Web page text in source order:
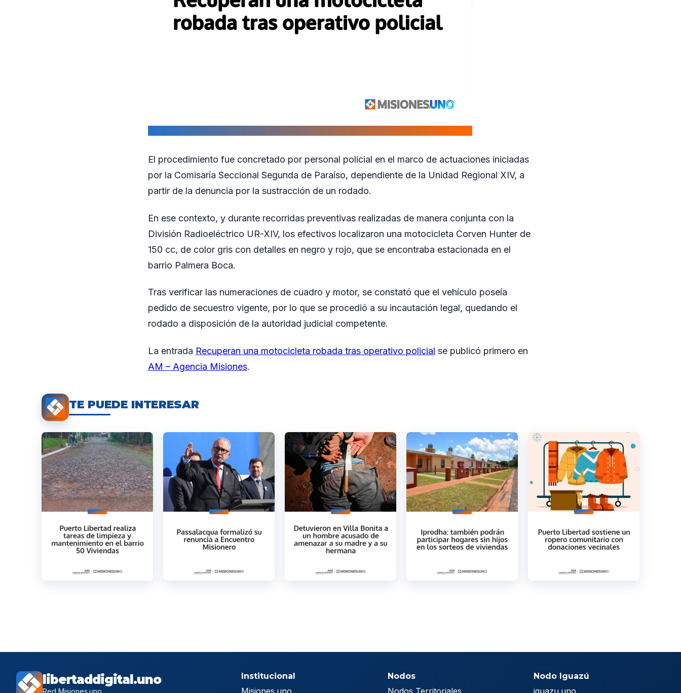
El procedimiento fue concretado por personal policial en el marco de actuaciones iniciadas
por la Comisaría Seccional Segunda de Paraíso, dependiente de la Unidad Regional XIV, a
partir de la denuncia por la sustracción de un rodado.
En ese contexto, y durante recorridas preventivas realizadas de manera conjunta con la
División Radioeléctrico UR-XIV, los efectivos localizaron una motocicleta Corven Hunter de
150 cc, de color gris con detalles en negro y rojo, que se encontraba estacionada en el
barrio Palmera Boca.
Tras verificar las numeraciones de cuadro y motor, se constató que el vehículo poseía
pedido de secuestro vigente, por lo que se procedió a su incautación legal, quedando el
rodado a disposición de la autoridad judicial competente.
La entrada Recuperan una motocicleta robada tras operativo policial se publicó primero en
AM – Agencia Misiones.
TE PUEDE INTERESAR
libertaddigital.uno
Red Misiones.uno
Institucional
Misiones.uno
Nodos
Nodos Territoriales
Nodo Iguazú
iguazu.uno